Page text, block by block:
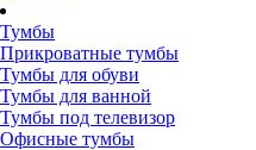
Тумбы
Прикроватные тумбы
Тумбы для обуви
Тумбы для ванной
Тумбы под телевизор
Офисные тумбы